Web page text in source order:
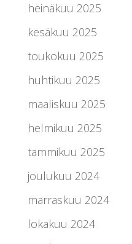
heinäkuu 2025
kesäkuu 2025
toukokuu 2025
huhtikuu 2025
maaliskuu 2025
helmikuu 2025
tammikuu 2025
joulukuu 2024
marraskuu 2024
lokakuu 2024